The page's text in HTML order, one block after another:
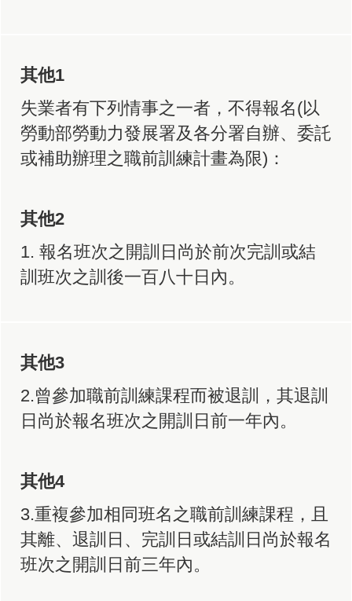
其他1
失業者有下列情事之一者，不得報名(以
勞動部勞動力發展署及各分署自辦、委託
或補助辦理之職前訓練計畫為限)：
其他2
1. 報名班次之開訓日尚於前次完訓或結
訓班次之訓後一百八十日內。
其他3
2.曾參加職前訓練課程而被退訓，其退訓
日尚於報名班次之開訓日前一年內。
其他4
3.重複參加相同班名之職前訓練課程，且
其離、退訓日、完訓日或結訓日尚於報名
班次之開訓日前三年內。